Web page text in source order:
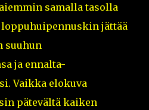
samalla tasolla
jättää
suuhun
ja ennalta-
Vaikka elokuva
pätevältä kaiken